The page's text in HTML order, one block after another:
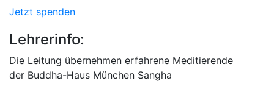
Jetzt spenden
Lehrerinfo:
Die Leitung übernehmen erfahrene Meditierende
der Buddha-Haus München Sangha